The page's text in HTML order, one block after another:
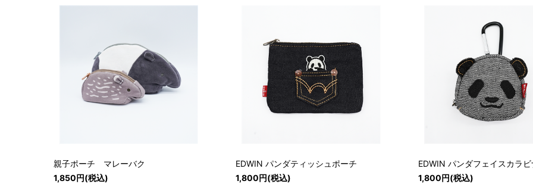
親子ポーチ マレーバク
1,850円(税込)
EDWIN パンダティッシュポーチ
1,800円(税込)
EDWIN パンダフェイスカラ
1,800円(税込)